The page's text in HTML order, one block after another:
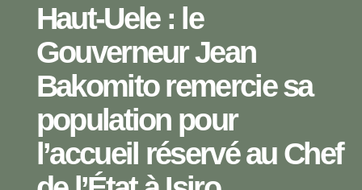
Haut-Uele : le
Gouverneur Jean
Bakomito remercie sa
population pour
l’accueil réservé au Chef